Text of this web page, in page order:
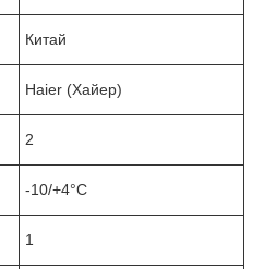
Китай
Haier (Хайер)
2
-10/+4°C
1